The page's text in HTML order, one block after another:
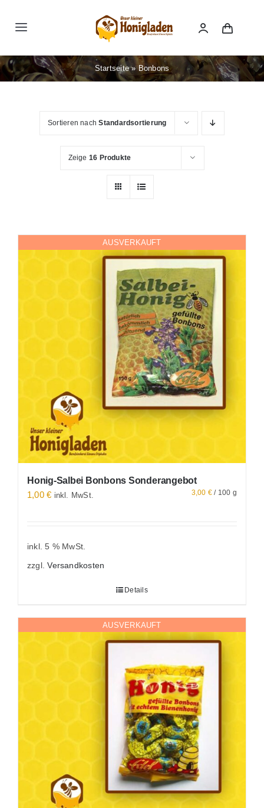
Inhalt
Toggle
Navigation
Honigladen
Startseite»Bonbons
Sortieren nachStandardsortierung
Zeige 16 Produkte
AUSVERKAUFT
Honig-Salbei Bonbons Sonderangebot
1,00€ inkl. MwSt. 3,00 € / 100 g
inkl. 5 % MwSt.
zzgl.Versandkosten
Details
AUSVERKAUFT